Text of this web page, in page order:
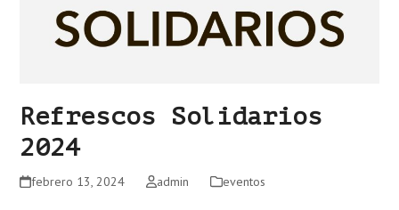
Refrescos Solidarios
2024
febrero 13, 2024 admin eventos